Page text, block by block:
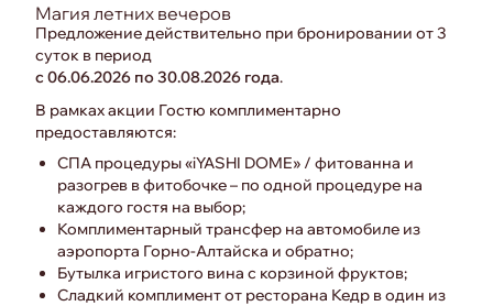
Магия летних вечеров
Предложение действительно при бронировании от 3
суток в период
с 06.06.2026 по 30.08.2026 года.
В рамках акции Гостю комплиментарно
предоставляются:
СПА процедуры «iYASHI DOME» / фитованна и
разогрев в фитобочке – по одной процедуре на
каждого гостя на выбор;
Комплиментарный трансфер на автомобиле из
аэропорта Горно-Алтайска и обратно;
Бутылка игристого вина с корзиной фруктов;
Сладкий комплимент от ресторана Кедр в один из